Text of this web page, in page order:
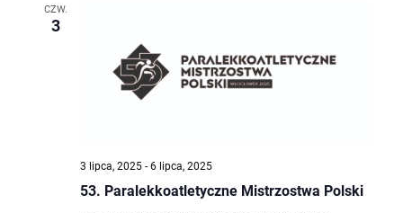
CZW.
3
53. Paralekkoatletyczne Mistrzostwa Polski
3 lipca, 2025- 6 lipca, 2025